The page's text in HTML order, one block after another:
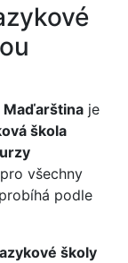
Maďarština je
škola
všechny
probíhá podle
školy